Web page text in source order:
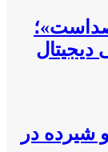
دیجیتال
شیرده در